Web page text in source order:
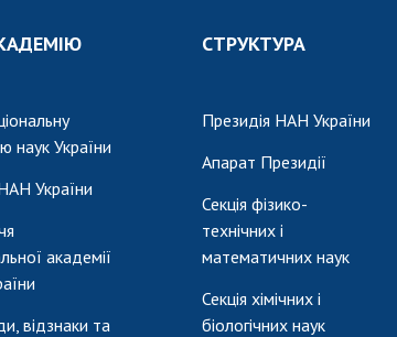
наук України
України
академії
відзнаки та
СТРУКТУРА
Президія НАН України
Апарат Президії
Секція фізико-
технічних і
математичних наук
Секція хімічних і
біологічних наук